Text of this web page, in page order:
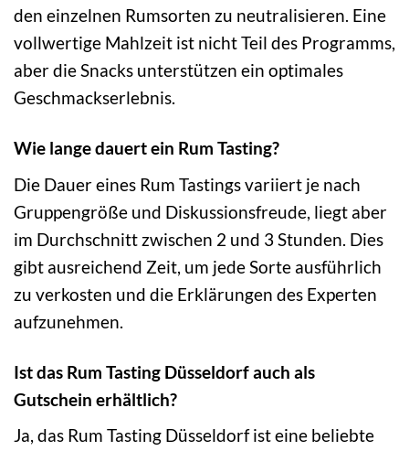
den einzelnen Rumsorten zu neutralisieren. Eine
vollwertige Mahlzeit ist nicht Teil des Programms,
aber die Snacks unterstützen ein optimales
Geschmackserlebnis.
Wie lange dauert ein Rum Tasting?
Die Dauer eines Rum Tastings variiert je nach
Gruppengröße und Diskussionsfreude, liegt aber
im Durchschnitt zwischen 2 und 3 Stunden. Dies
gibt ausreichend Zeit, um jede Sorte ausführlich
zu verkosten und die Erklärungen des Experten
aufzunehmen.
Ist das Rum Tasting Düsseldorf auch als
Gutschein erhältlich?
Ja, das Rum Tasting Düsseldorf ist eine beliebte